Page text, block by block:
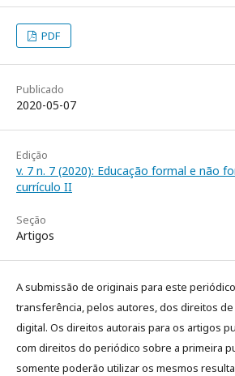
PDF
Publicado
2020-05-07
Edição
v. 7 n. 7 (2020): Educação formal e não
currículo II
Seção
Artigos
A submissão de originais para este
transferência, pelos autores, dos direitos
digital. Os direitos autorais para os artigos
com direitos do periódico sobre a primeira
somente poderão utilizar os mesmos